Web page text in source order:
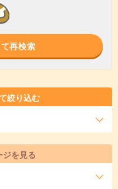
再検索
絞り込む
を見る